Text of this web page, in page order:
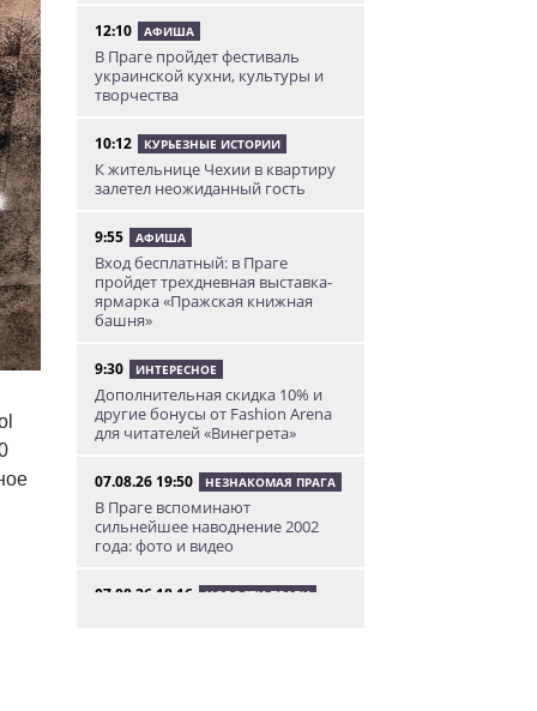
12:10 АФИША
В Праге пройдет фестиваль
украинской кухни, культуры и
творчества
10:12 КУРЬЕЗНЫЕ ИСТОРИИ
К жительнице Чехии в квартиру
залетел неожиданный гость
9:55 АФИША
Вход бесплатный: в Праге
пройдет трехдневная выставка-
ярмарка «Пражская книжная
башня»
9:30 ИНТЕРЕСНОЕ
Дополнительная скидка 10% и
другие бонусы от Fashion Arena
для читателей «Винегрета»
07.08.26 19:50 НЕЗНАКОМАЯ ПРАГА
В Праге вспоминают
сильнейшее наводнение 2002
года: фото и видео
07.08.26 18:16 НОВОСТИ ПРАГИ